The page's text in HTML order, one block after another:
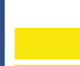
+
professionisti